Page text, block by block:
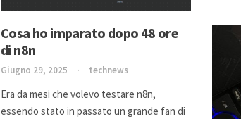
Cosa ho imparato dopo 48 ore
di n8n
Giugno 29, 2025 technews
Era da mesi che volevo testare n8n,
essendo stato in passato un grande fan di